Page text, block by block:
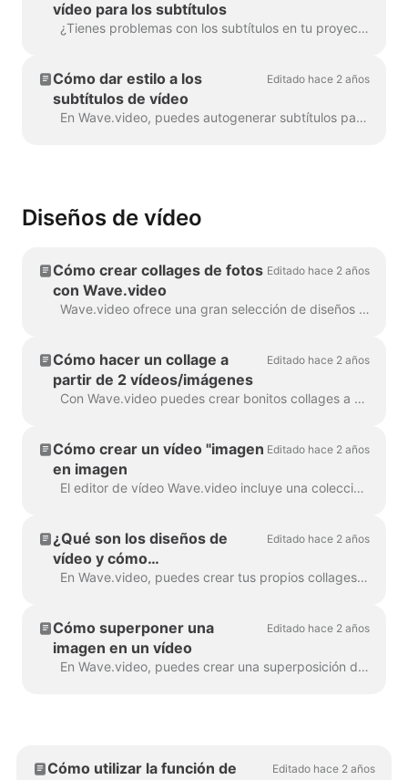
vídeo para los subtítulos
¿Tienes problemas con los subtítulos en tu proyecto? ¡Vamos a solucionarlo! Lo primero es lo primero, vamos a asegurarnos de que tu vídeo ...
Cómo dar estilo a los
subtítulos de vídeo
Editado hace 2 años
En Wave.video, puedes autogenerar subtítulos para tus vídeos o subir archivos .srt o .vtt. Una vez que añadas los subtítulos al vídeo, puedes...
Diseños de vídeo
Cómo crear collages de fotos
con Wave.video
Editado hace 2 años
Wave.video ofrece una gran selección de diseños (una colección de marcos, máscaras y cuadrículas) que te permiten combinar varios elementos visuales en una sola escena...
Cómo hacer un collage a
partir de 2 vídeos/imágenes
Editado hace 2 años
Con Wave.video puedes crear bonitos collages a partir de vídeos e imágenes utilizando Layouts. Los diseños son una colección de varias cuadrículas y máscaras que...
Cómo crear un vídeo "imagen
en imagen
Editado hace 2 años
El editor de vídeo Wave.video incluye una colección de diseños que te permiten combinar varios clips de vídeo o imágenes. Si quieres crear un vídeo "picture-in-pict...
¿Qué son los diseños de
vídeo y cómo
personalizarlos?
Editado hace 2 años
En Wave.video, puedes crear tus propios collages de vídeo utilizando una práctica función: los diseños de vídeo. Un diseño de vídeo es una forma de mostrar tus elem...
Cómo superponer una
imagen en un vídeo
Editado hace 2 años
En Wave.video, puedes crear una superposición de vídeo. A continuación te explicamos cómo hacerlo. Una superposición de vídeo es una imagen o vídeo que puedes añadir a tu vídeo (o mejor aún...
Cómo utilizar la función de
Editado hace 2 años